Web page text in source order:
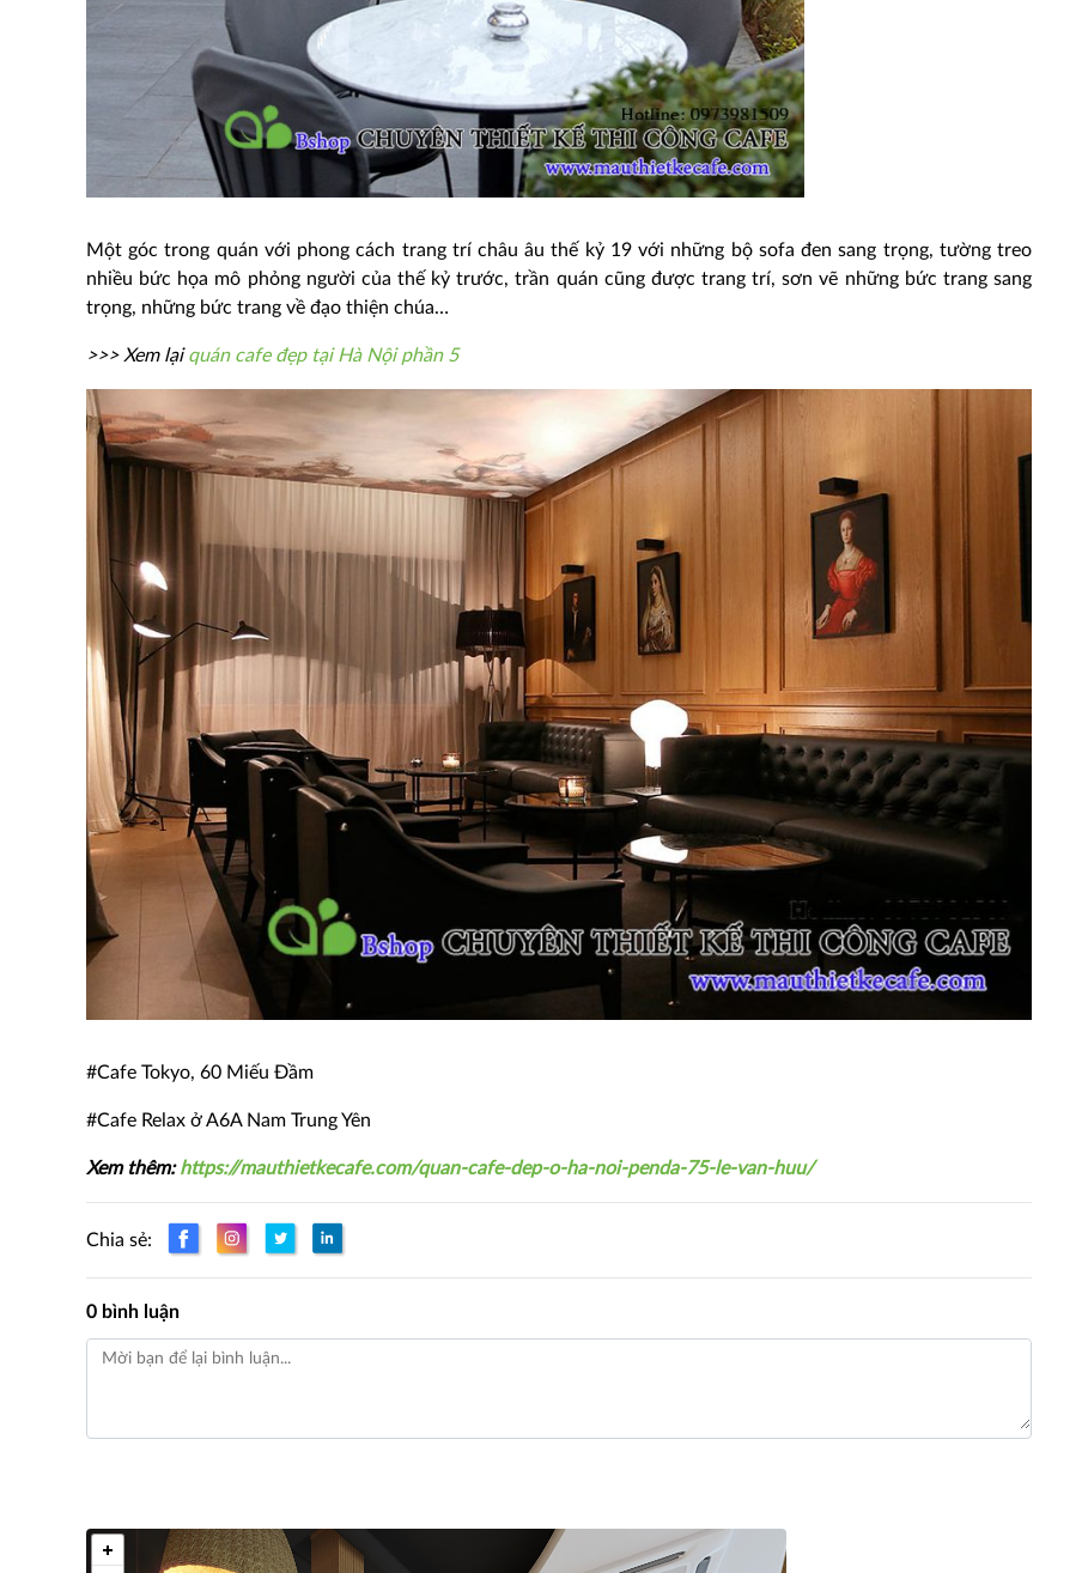
Một góc trong quán với phong cách trang trí châu âu thế kỷ 19 với những bộ sofa đen sang trọng, tường treo
nhiều bức họa mô phỏng người của thế kỷ trước, trần quán cũng được trang trí, sơn vẽ những bức trang sang
trọng, những bức trang về đạo thiện chúa…
>>> Xem lạiquán cafe đẹp tại Hà Nội phần 5
#Cafe Tokyo, 60 Miếu Đầm
#Cafe Relax ở A6A Nam Trung Yên
Xem thêm:https://mauthietkecafe.com/quan-cafe-dep-o-ha-noi-penda-75-le-van-huu/
Chia sẻ:
0 bình luận